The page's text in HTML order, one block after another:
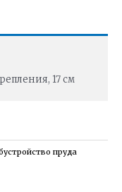
17 см
пруда